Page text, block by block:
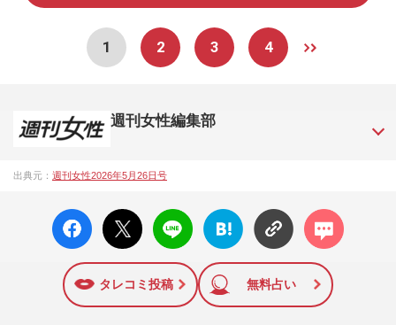
1 2 3 4
週刊女性編集部
シップや事件、皇室の話題、感動ドキュメント、美容・健
12日号で「眞子さま嫁ぎ先の“義母”が抱える400万円超の“借金
トラブル”」報道をスクープ。この一報から約2か月後、宮内庁
は結婚延期を発表。同記事は2018年の「編集者が選ぶ雑誌ジ
ャーナリズム賞」大賞を受賞した。毎週火曜日発売。
出典元： 週刊女性2026年5月26日号
facebo
ok い
X ポス
ト
LINE
はてな
ブック
に追加
コメン
ト
タレコミ投稿 無料占い